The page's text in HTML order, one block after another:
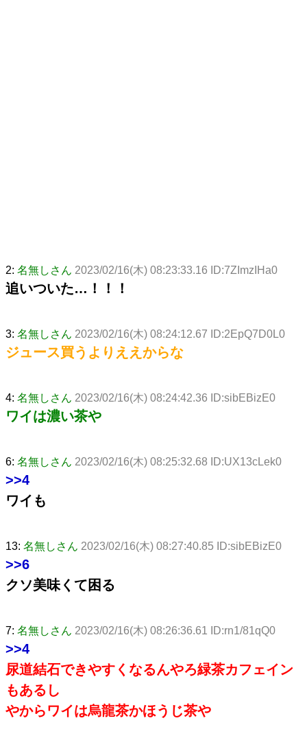
2: 名無しさん 2023/02/16(木) 08:23:33.16 ID:7ZImzIHa0
追いついた…！！！
3: 名無しさん 2023/02/16(木) 08:24:12.67 ID:2EpQ7D0L0
ジュース買うよりええからな
4: 名無しさん 2023/02/16(木) 08:24:42.36 ID:sibEBizE0
ワイは濃い茶や
6: 名無しさん 2023/02/16(木) 08:25:32.68 ID:UX13cLek0
>>4
ワイも
13: 名無しさん 2023/02/16(木) 08:27:40.85 ID:sibEBizE0
>>6
クソ美味くて困る
7: 名無しさん 2023/02/16(木) 08:26:36.61 ID:rn1/81qQ0
>>4
尿道結石できやすくなるんやろ緑茶カフェイン
もあるし
やからワイは烏龍茶かほうじ茶や